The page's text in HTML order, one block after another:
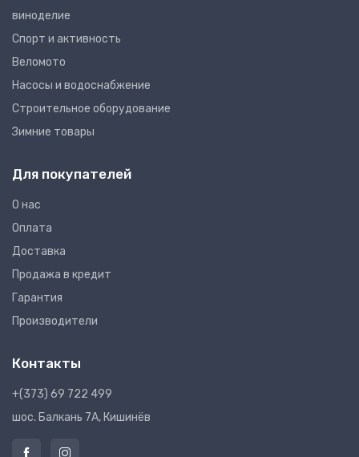
виноделие
Спорт и активность
Веломото
Насосы и водоснабжение
Строительное оборудование
Зимние товары
Для покупателей
О нас
Оплата
Доставка
Продажа в кредит
Гарантия
Производители
Контакты
+(373) 69 722 499
шос. Балкань 7A, Кишинёв